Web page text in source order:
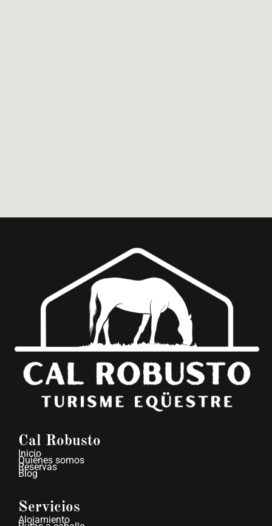
Cal Robusto
Inicio
Quiénes somos
Reservas
Blog
Servicios
Alojamiento